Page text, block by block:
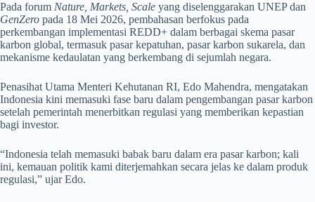
Pada forum Nature, Markets, Scale yang diselenggarakan UNEP dan
GenZero pada 18 Mei 2026, pembahasan berfokus pada
perkembangan implementasi REDD+ dalam berbagai skema pasar
karbon global, termasuk pasar kepatuhan, pasar karbon sukarela, dan
mekanisme kedaulatan yang berkembang di sejumlah negara.
Penasihat Utama Menteri Kehutanan RI, Edo Mahendra, mengatakan
Indonesia kini memasuki fase baru dalam pengembangan pasar karbon
setelah pemerintah menerbitkan regulasi yang memberikan kepastian
bagi investor.
“Indonesia telah memasuki babak baru dalam era pasar karbon; kali
ini, kemauan politik kami diterjemahkan secara jelas ke dalam produk
regulasi,” ujar Edo.